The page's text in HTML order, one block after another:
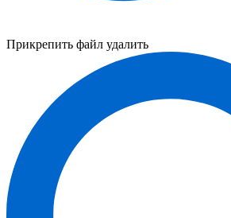
Прикрепить файл удалить